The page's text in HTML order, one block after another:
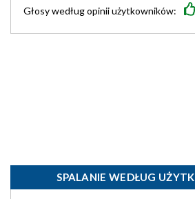
Głosy wedługopiniiużytkowników:
SPALANIE WEDŁUG